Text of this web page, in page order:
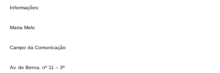
Informações:
Marta Melo
Campo da Comunicação
Av. de Berna, nº 11 – 3º